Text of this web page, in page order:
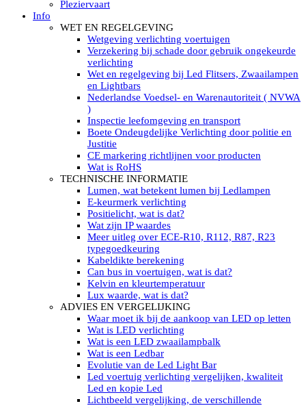
Led werklamp drukwaterdicht IP69K
Led werklampen assortiment Tralert
Led breedstralers Lazer
Led werklampen in Subcategorieën
LED WERKVERLICHTING
LED’s work werklamp met accu
LED’s work werklamp portable 220V
LED’s work werklamp Hybride
Led lichtslang 220 Volt
LED’s work werklamp met statief 220V
LED’s light PRO schijnwerpers 220V
LED High Bay verlichting 220V
Subcategorieën Led werkverlichting
LED SIGNALISATIE
Led Flitsers
Werkverlichting met Led flitsers
Led zwaailampbalk
Led Multi zwaailampbalk
Led flitsbalk compact
Traffic Advisors
Led zwaailicht
Accessoires signalering
Led signalisatie in Subcategorieën
LED KOPLAMPEN GEKEURD
Led koplampen inbouw
Led koplampen opbouw
Led koplampen tractoren
Subcategorieën Led koplampen
LED ZOEKLICHT
Electrische Led zoeklamp Allremote
Electrisch Led zoeklicht Golight
Marinco Roestvrijstaal Led zoeklicht
Elektrisch Led zoeklicht diverse
Led zoeklamp accessoires ALLremote
Pleziervaart
Info
WET EN REGELGEVING
Wetgeving verlichting voertuigen
Verzekering bij schade door gebruik ongekeurde
verlichting
Wet en regelgeving bij Led Flitsers, Zwaailampen
en Lightbars
Nederlandse Voedsel- en Warenautoriteit ( NVWA
)
Inspectie leefomgeving en transport
Boete Ondeugdelijke Verlichting door politie en
Justitie
CE markering richtlijnen voor producten
Wat is RoHS
TECHNISCHE INFORMATIE
Lumen, wat betekent lumen bij Ledlampen
E-keurmerk verlichting
Positielicht, wat is dat?
Wat zijn IP waardes
Meer uitleg over ECE-R10, R112, R87, R23
typegoedkeuring
Kabeldikte berekening
Can bus in voertuigen, wat is dat?
Kelvin en kleurtemperatuur
Lux waarde, wat is dat?
ADVIES EN VERGELIJKING
Waar moet ik bij de aankoop van LED op letten
Wat is LED verlichting
Wat is een LED zwaailampbalk
Wat is een Ledbar
Evolutie van de Led Light Bar
Led voertuig verlichting vergelijken, kwaliteit
Led en kopie Led
Lichtbeeld vergelijking, de verschillende